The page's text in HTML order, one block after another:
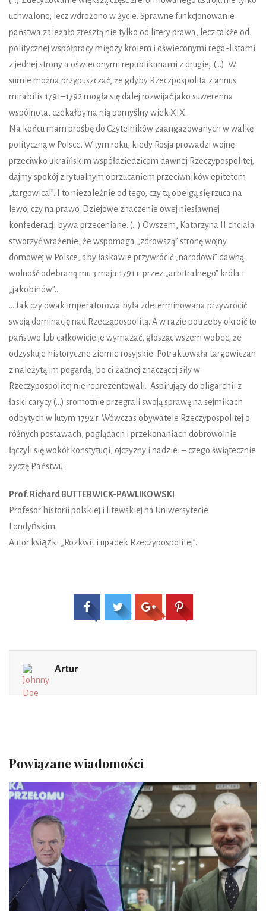
uchwalono, lecz wdrożono w życie. Sprawne funkcjonowanie
państwa zależało zresztą nie tylko od litery prawa, lecz także od
politycznej współpracy między królem i oświeconymi rega-listami
z jednej strony a oświeconymi republikanami z drugiej. (…) W
sumie można przypuszczać, że gdyby Rzeczpospolita z annus
mirabilis 1791–1792 mogła się dalej rozwijać jako suwerenna
wspólnota, czekałby na nią pomyślny wiek XIX.
Na końcu mam prośbę do Czytelników zaangażowanych w walkę
polityczną w Polsce. W tym roku, kiedy Rosja prowadzi wojnę
przeciwko ukraińskim współdziedzicom dawnej Rzeczypospolitej,
dajmy spokój z rytualnym obrzucaniem przeciwników epitetem
„targowica!”. I to niezależnie od tego, czy tą obelgą się rzuca na
lewo, czy na prawo. Dziejowe znaczenie owej niesławnej
konfederacji bywa przeceniane. (…) Owszem, Katarzyna II chciała
stworzyć wrażenie, że wspomaga „zdrowszą” stronę wojny
domowej w Polsce, aby łaskawie przywrócić „narodowi” dawną
wolność odebraną mu 3 maja 1791 r. przez „arbitralnego” króla i
„jakobinów”...
… tak czy owak imperatorowa była zdeterminowana przywrócić
swoją dominację nad Rzecząpospolitą. A w razie potrzeby okroić to
państwo lub całkowicie je wymazać, głosząc wszem wobec, że
odzyskuje historyczne ziemie rosyjskie. Potraktowała targowiczan
z należytą im pogardą, bo ci żadnej znaczącej siły w
Rzeczypospolitej nie reprezentowali. Aspirujący do oligarchii z
łaski carycy (…) sromotnie przegrali swoją sprawę na sejmikach
odbytych w lutym 1792 r. Wówczas obywatele Rzeczypospolitej o
różnych postawach, poglądach i przekonaniach dobrowolnie
łączyli się wokół konstytucji, ojczyzny i nadziei – czego świątecznie
życzę Państwu.
Prof. Richard BUTTERWICK-PAWLIKOWSKI
Profesor historii polskiej i litewskiej na Uniwersytecie
Londyńskim.
Autor książki „Rozkwit i upadek Rzeczypospolitej”.
Artur
Powiązane wiadomości